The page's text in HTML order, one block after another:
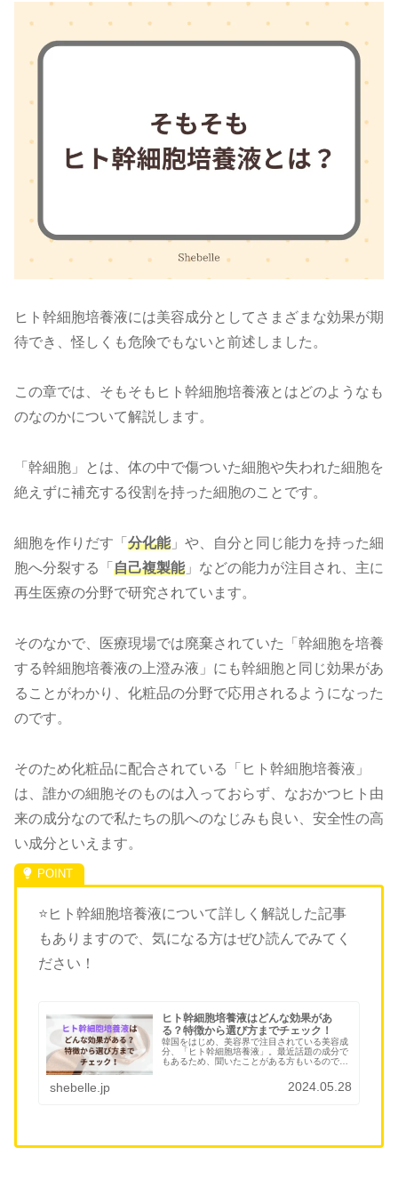
ヒト幹細胞培養液には美容成分としてさまざまな効果が期
待でき、怪しくも危険でもないと前述しました。
この章では、そもそもヒト幹細胞培養液とはどのようなも
のなのかについて解説します。
「幹細胞」とは、体の中で傷ついた細胞や失われた細胞を
絶えずに補充する役割を持った細胞のことです。
細胞を作りだす「 分化能」や、自分と同じ能力を持った細
胞へ分裂する「 自己複製能」などの能力が注目され、主に
再生医療の分野で研究されています。
そのなかで、医療現場では廃棄されていた「幹細胞を培養
する幹細胞培養液の上澄み液」にも幹細胞と同じ効果があ
ることがわかり、化粧品の分野で応用されるようになった
のです。
そのため化粧品に配合されている「ヒト幹細胞培養液」
は、誰かの細胞そのものは入っておらず、なおかつヒト由
来の成分なので私たちの肌へのなじみも良い、安全性の高
い成分といえます。
⭐️ヒト幹細胞培養液について詳しく解説した記事
もありますので、気になる方はぜひ読んでみてく
ださい！
ヒト幹細胞培養液はどんな効果があ
る？特徴から選び方までチェック！
韓国をはじめ、美容界で注目されている美容成
分、「ヒト幹細胞培養液」。最近話題の成分で
もあるため、聞いたことがある方もいるのでは
方で危険だと指摘されることもあり、どのよう
なものなのか気になりますよね。...
shebelle.jp 2024.05.28